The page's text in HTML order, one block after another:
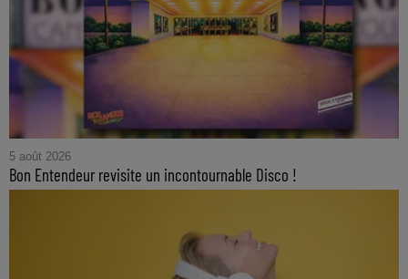
5 août 2026
Bon Entendeur revisite un incontournable Disco !